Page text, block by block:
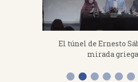
El túnel de Ernesto
mirada griega